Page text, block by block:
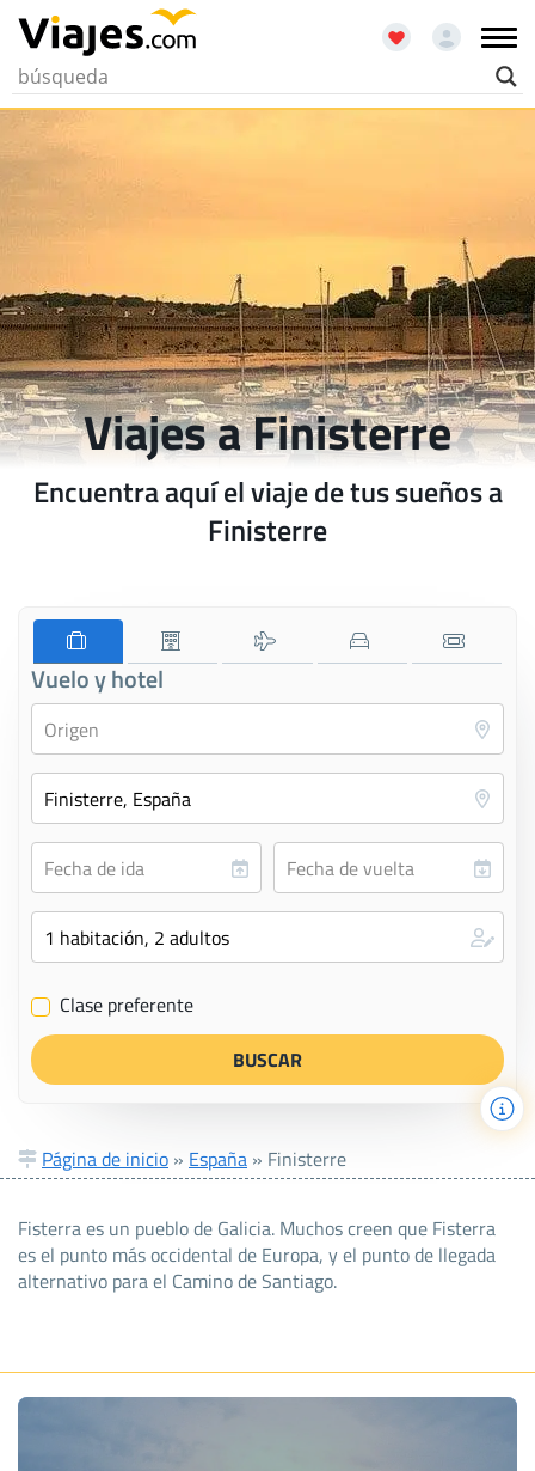
Viajes a Finisterre
Encuentra aquí el viaje de tus sueños a
Finisterre
Vuelo y hotel
✔ Clase preferente
Página de inicio » España » Finisterre
Fisterra es un pueblo de Galicia. Muchos creen que Fisterra
es el punto más occidental de Europa, y el punto de llegada
alternativo para el Camino de Santiago.